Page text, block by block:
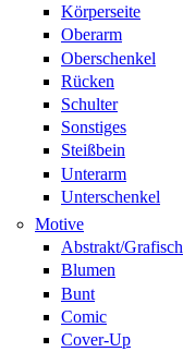
Körperseite
Oberarm
Oberschenkel
Rücken
Schulter
Sonstiges
Steißbein
Unterarm
Unterschenkel
Motive
Abstrakt/Grafisch
Blumen
Bunt
Comic
Cover-Up